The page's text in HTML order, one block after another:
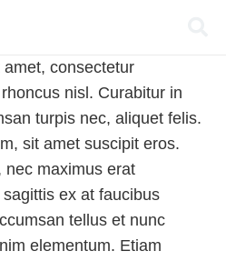
consectetur
nisl. Curabitur in
turpis nec, aliquet felis.
sit amet suscipit eros.
nec maximus erat
ex at faucibus
tellus et nunc
elementum. Etiam